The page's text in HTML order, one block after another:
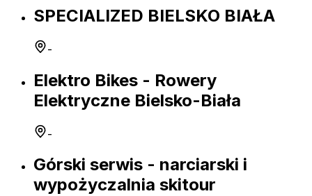
SPECIALIZED BIELSKO BIAŁA
-
Elektro Bikes - Rowery
Elektryczne Bielsko-Biała
-
Górski serwis - narciarski i
wypożyczalnia skitour